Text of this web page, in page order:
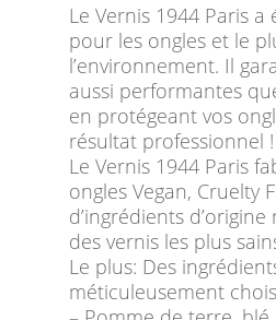
Le Vernis 1944 Paris
pour les ongles et le
l’environnement. Il
aussi performantes
en protégeant vos
résultat professionnel !
Le Vernis 1944 Paris
ongles Vegan, Cruelty
d’ingrédients
des vernis les plus
Le plus: Des
méticuleusement